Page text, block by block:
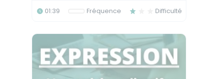
01:39 Fréquence Difficulté